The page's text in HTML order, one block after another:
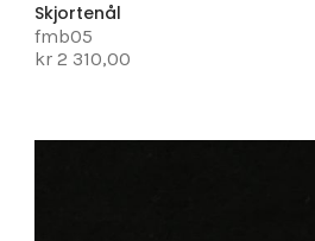
Skjortenål
fmb05
kr 2 310,00